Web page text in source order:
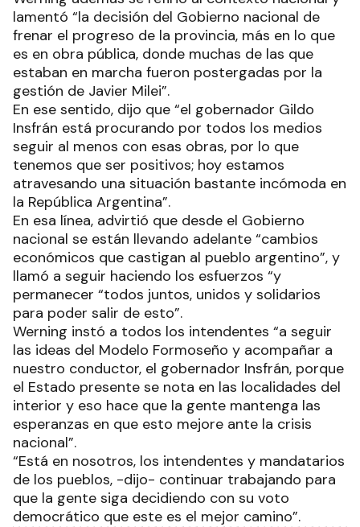
lamentó “la decisión del Gobierno nacional de
frenar el progreso de la provincia, más en lo que
es en obra pública, donde muchas de las que
estaban en marcha fueron postergadas por la
gestión de Javier Milei”.
En ese sentido, dijo que “el gobernador Gildo
Insfrán está procurando por todos los medios
seguir al menos con esas obras, por lo que
tenemos que ser positivos; hoy estamos
atravesando una situación bastante incómoda en
la República Argentina”.
En esa línea, advirtió que desde el Gobierno
nacional se están llevando adelante “cambios
económicos que castigan al pueblo argentino”, y
llamó a seguir haciendo los esfuerzos “y
permanecer “todos juntos, unidos y solidarios
para poder salir de esto”.
Werning instó a todos los intendentes “a seguir
las ideas del Modelo Formoseño y acompañar a
nuestro conductor, el gobernador Insfrán, porque
el Estado presente se nota en las localidades del
interior y eso hace que la gente mantenga las
esperanzas en que esto mejore ante la crisis
nacional”.
“Está en nosotros, los intendentes y mandatarios
de los pueblos, -dijo- continuar trabajando para
que la gente siga decidiendo con su voto
democrático que este es el mejor camino”.